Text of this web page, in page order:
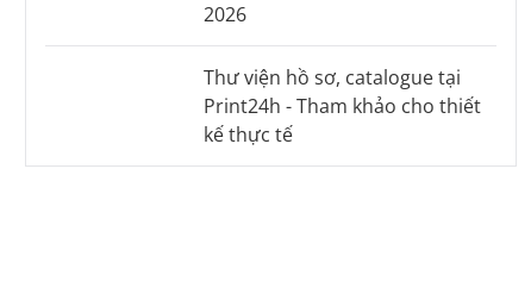
2026
Thư viện hồ sơ, catalogue tại
Print24h - Tham khảo cho thiết
kế thực tế